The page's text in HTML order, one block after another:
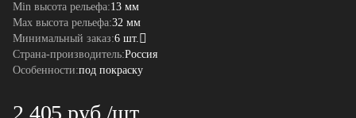
Min высота рельефа:13 мм
Max высота рельефа:32 мм
Минимальный заказ:6 шт.
Страна-производитель:Россия
Особенности:под покраску
2 405 руб./шт